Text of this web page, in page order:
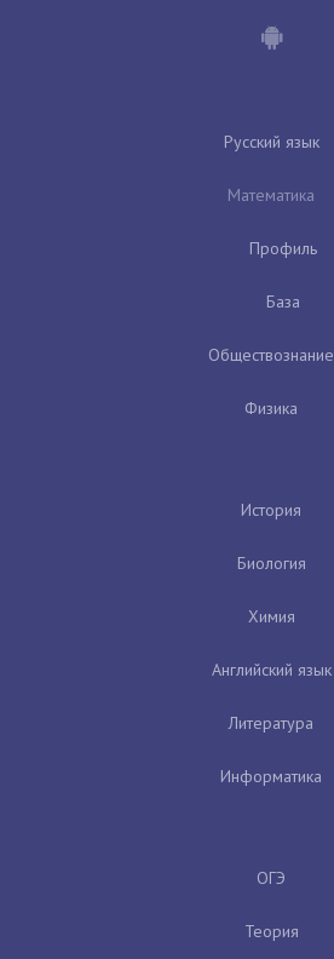
Русский язык
Математика
Профиль
База
Обществознание
Физика
История
Биология
Химия
Английский язык
Литература
Информатика
ОГЭ
Теория